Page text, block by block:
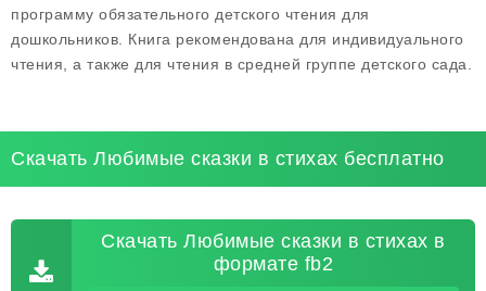
программу обязательного детского чтения для
дошкольников. Книга рекомендована для индивидуального
чтения, а также для чтения в средней группе детского сада.
Скачать Любимые сказки в стихах бесплатно
Скачать Любимые сказки в стихах в
формате fb2